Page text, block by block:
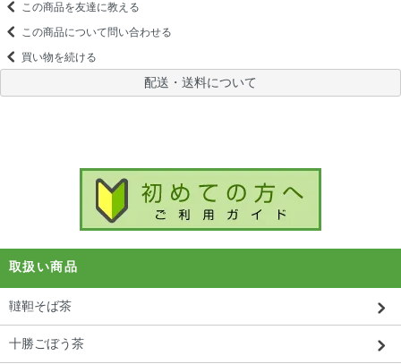
この商品を友達に教える
この商品について問い合わせる
買い物を続ける
配送・送料について
取扱い商品
韃靼そば茶
十勝ごぼう茶